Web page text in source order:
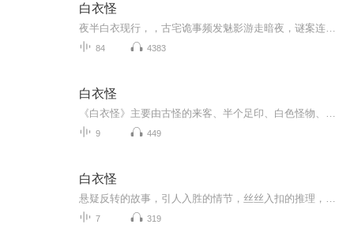
白衣怪
84 4383
白衣怪
9 449
白衣怪
7 319